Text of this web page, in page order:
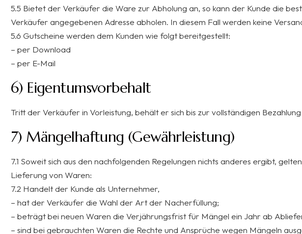
5.5 Bietet der Verkäufer die Ware zur Abholung an, so kann der Kunde die
Verkäufer angegebenen Adresse abholen. In diesem Fall werden keine
5.6 Gutscheine werden dem Kunden wie folgt bereitgestellt:
– per Download
– per E-Mail
6) Eigentumsvorbehalt
Tritt der Verkäufer in Vorleistung, behält er sich bis zur vollständigen
7) Mängelhaftung (Gewährleistung)
7.1 Soweit sich aus den nachfolgenden Regelungen nichts anderes ergibt,
Lieferung von Waren:
7.2 Handelt der Kunde als Unternehmer,
– hat der Verkäufer die Wahl der Art der Nacherfüllung;
– beträgt bei neuen Waren die Verjährungsfrist für Mängel ein Jahr ab
– sind bei gebrauchten Waren die Rechte und Ansprüche wegen Mängeln